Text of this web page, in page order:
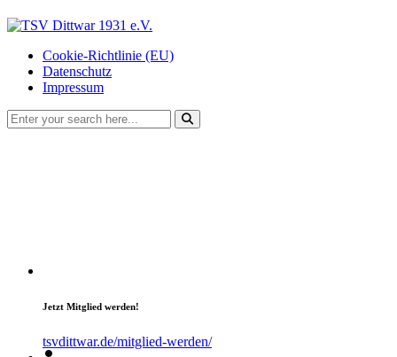
Cookie-Richtlinie (EU)
Datenschutz
Impressum
Jetzt Mitglied werden!
tsvdittwar.de/mitglied-werden/